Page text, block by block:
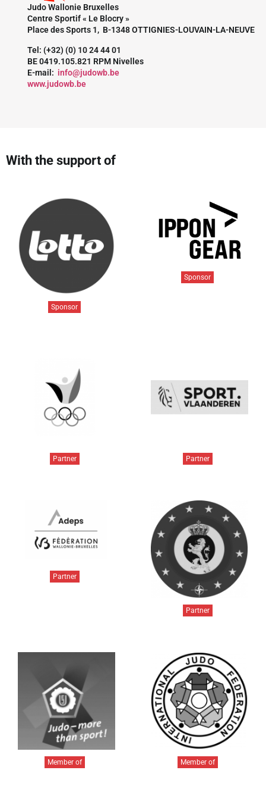
Judo Wallonie Bruxelles
Centre Sportif « Le Blocry »
Place des Sports 1, B-1348 OTTIGNIES-LOUVAIN-LA-NEUVE
Tel: (+32) (0) 10 24 44 01
BE 0419.105.821 RPM Nivelles
E-mail: info@judowb.be
www.judowb.be
With the support of
Sponsor
Sponsor
Partner Partner
Partner
Partner
Member of Member of